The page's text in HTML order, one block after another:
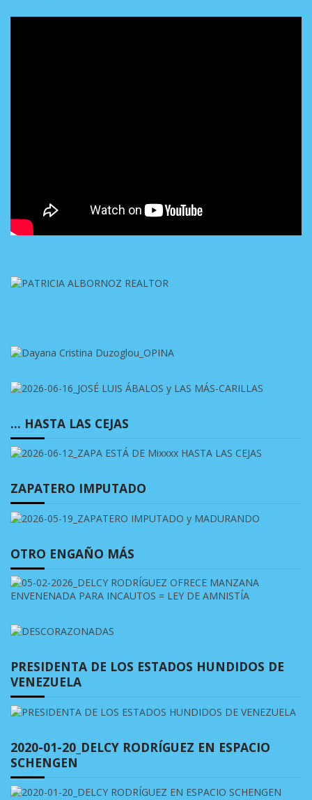
… HASTA LAS CEJAS
ZAPATERO IMPUTADO
OTRO ENGAÑO MÁS
PRESIDENTA DE LOS ESTADOS HUNDIDOS DE
VENEZUELA
2020-01-20_DELCY RODRÍGUEZ EN ESPACIO
SCHENGEN